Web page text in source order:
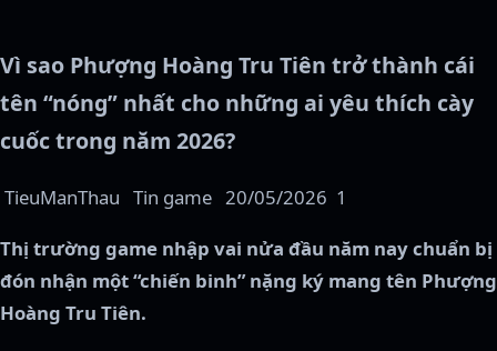
Vì sao Phượng Hoàng Tru Tiên trở thành cái
tên “nóng” nhất cho những ai yêu thích cày
cuốc trong năm 2026?
TieuManThau Tin game 20/05/2026 1
Thị trường game nhập vai nửa đầu năm nay chuẩn bị
đón nhận một “chiến binh” nặng ký mang tên Phượng
Hoàng Tru Tiên.